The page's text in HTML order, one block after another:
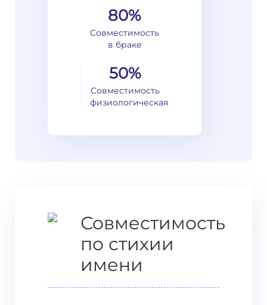
80%
Совместимость
в браке
50%
Совместимость
физиологическая
Совместимость
по стихии
имени